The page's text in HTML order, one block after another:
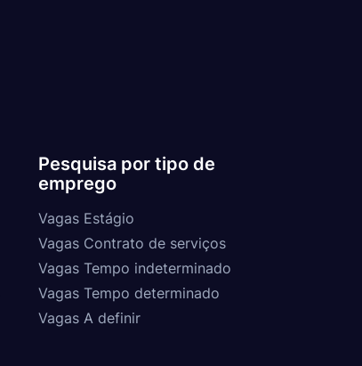
Pesquisa por tipo de
emprego
Vagas Estágio
Vagas Contrato de serviços
Vagas Tempo indeterminado
Vagas Tempo determinado
Vagas A definir